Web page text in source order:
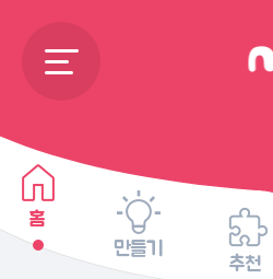
홈
만들기
추천